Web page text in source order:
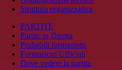
Struttura organizzativa
PARTITE
Partite in Diretta
Probabili formazioni
Formazioni Ufficiali
Dove vedere la partita